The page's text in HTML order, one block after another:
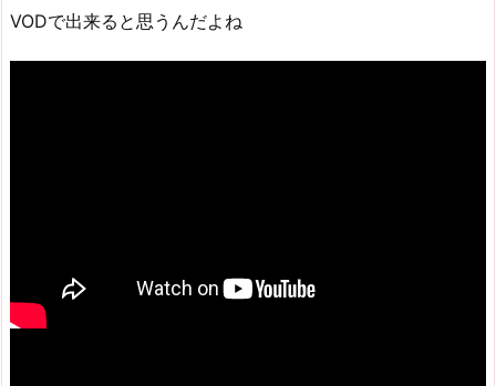
VODで出来ると思うんだよね